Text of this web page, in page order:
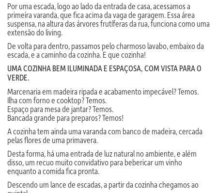
Por uma escada, logo ao lado da entrada de casa, acessamos a
primeira varanda, que fica acima da vaga de garagem. Essa área
suspensa, na altura das árvores frutíferas da rua, funciona como uma
extensão do living.
De volta para dentro, passamos pelo charmoso lavabo, embaixo da
escada, e a caminho da cozinha. E que cozinha!
UMA COZINHA BEM ILUMINADA E ESPAÇOSA, COM VISTA PARA O
VERDE.
Marcenaria em madeira ripada e acabamento impecável? Temos.
Ilha com forno e cooktop? Temos.
Espaço para mesa de jantar? Temos.
Bancada grande para preparos? Temos!
A cozinha tem ainda uma varanda com banco de madeira, cercada
pelas flores de uma primavera.
Desta forma, há uma entrada de luz natural no ambiente, e além
disso, um recuo muito convidativo para bebericar um vinho
enquanto a comida fica pronta.
Descendo um lance de escadas, a partir da cozinha chegamos ao